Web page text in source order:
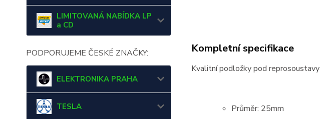
LIMITOVANÁ NABÍDKA LP
a CD
PODPORUJEME ČESKÉ ZNAČKY:
ELEKTRONIKA PRAHA
TESLA
Kompletní specifikace
Kvalitní podložky pod reprosoustavy
Průměr: 25mm